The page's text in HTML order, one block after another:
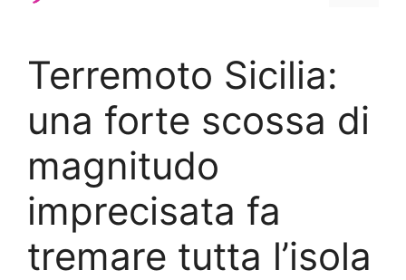
Terremoto Sicilia:
una forte scossa di
magnitudo
imprecisata fa
tremare tutta l’isola